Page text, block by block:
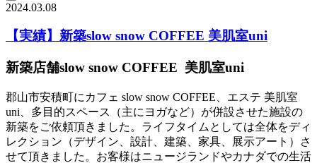
2024.03.08
【実績】新築slow snow COFFEE 美肌室uni
新築店舗slow snow COFFEE 美肌室uni
郡山市安積町にカフェ slow snow COFFEE、エステ 美肌室
uni、多目的スペース（主にヨガなど）が併設させた施設の
新築をご依頼頂きました。ライフタイムとしては全体をディ
レクション（デザイン、設計、建築、家具、展示アート）さ
せて頂きました。お客様はニュージランドやカナダでの生活